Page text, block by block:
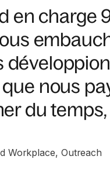
en charge
que nous
du temps,
Workplace, Outreach